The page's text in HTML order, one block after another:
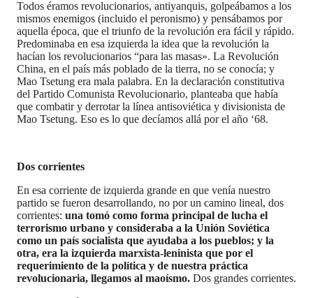
Todos éramos revolucionarios, antiyanquis, golpeábamos a los
mismos enemigos (incluido el peronismo) y pensábamos por
aquella época, que el triunfo de la revolución era fácil y rápido.
Predominaba en esa izquierda la idea que la revolución la
hacían los revolucionarios “para las masas». La Revolución
China, en el país más poblado de la tierra, no se conocía; y
Mao Tsetung era mala palabra. En la declaración constitutiva
del Partido Comunista Revolucionario, planteaba que había
que combatir y derrotar la línea antisoviética y divisionista de
Mao Tsetung. Eso es lo que decíamos allá por el año ‘68.
Dos corrientes
En esa corriente de izquierda grande en que venía nuestro
partido se fueron desarrollando, no por un camino lineal, dos
corrientes: una tomó como forma principal de lucha el
terrorismo urbano y consideraba a la Unión Soviética
como un país socialista que ayudaba a los pueblos; y la
otra, era la izquierda marxista-leninista que por el
requerimiento de la política y de nuestra práctica
revolucionaria, llegamos al maoísmo. Dos grandes corrientes.